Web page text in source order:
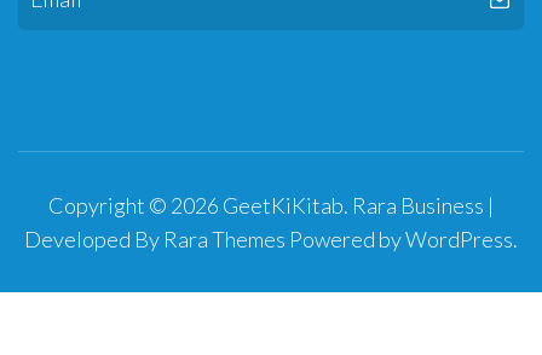
Copyright © 2026 GeetKiKitab. Rara Business |
Developed By Rara Themes Powered byWordPress.